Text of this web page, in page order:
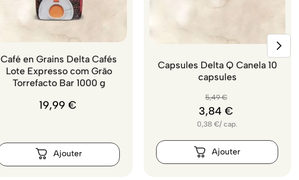
Café en Grains Delta Cafés
Lote Expresso com Grão
Torrefacto Bar 1000 g
19,99 €
Capsules Delta Q Canela 10
capsules
5,49 €
3,84 €
0,38 €/cap.